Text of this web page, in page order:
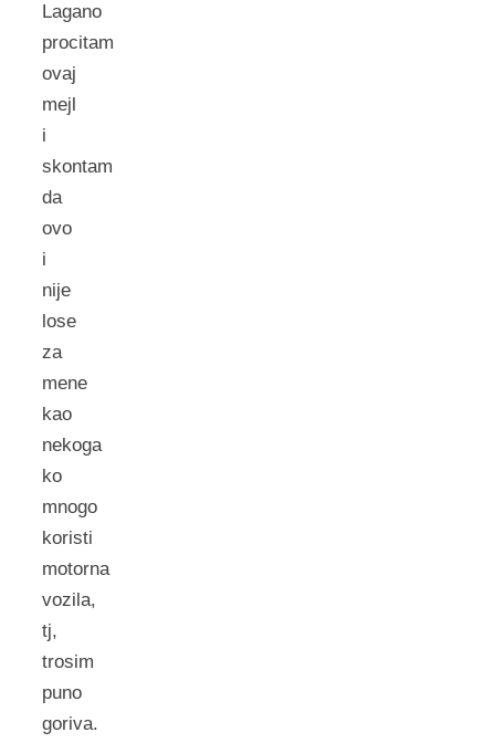
Lagano
procitam
ovaj
mejl
i
skontam
da
ovo
i
nije
lose
za
mene
kao
nekoga
ko
mnogo
koristi
motorna
vozila,
tj,
trosim
puno
goriva.